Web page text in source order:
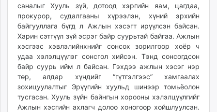
саналыг Хууль зүй, дотоод хэргийн яам, цагдаа,
прокурор, судалгааны хүрээлэн, хүний эрхийн
байгууллага бүгд л Ажлын хэсэгт ирүүлсэн байсан.
Харин сэтгүүл зүй эсрэг байр суурьтай байгаа. Ажлын
хэсгээс хэвлэлийнхнийг сонсох зорилгоор хоёр ч
удаа хэлэлцүүлэг сонсгол хийсэн. Тэнд сонсогдсон
байр суурь ийм л байсан. Гэхдээ ажлын хэсэг нэр
төр, алдар хүндийг “гүтгэлгээс” хамгаалах
зохицуулалтыг Эрүүгийн хуульд шинээр томьёолон
тусгасан. Хууль зүйн байнгын хорооны хэлэлцүүлгийг
Ажлын хэсгийн ахлагч долоо хоногоор хойшлуулсан.